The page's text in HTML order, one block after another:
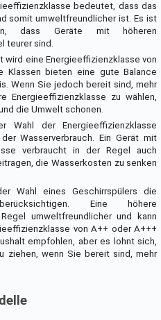
bedeutet, dass das
somit umweltfreundlicher ist. Es ist
dass Geräte mit höheren
teurer sind.
wird eine Energieeffizienzklasse von
Klassen bieten eine gute Balance
Wenn Sie jedoch bereit sind, mehr
Energieeffizienzklasse zu wählen,
die Umwelt schonen.
der Energieeffizienzklasse
Wasserverbrauch. Ein Gerät mit
verbraucht in der Regel auch
die Wasserkosten zu senken
Wahl eines Geschirrspülers die
Eine höhere
umweltfreundlicher und kann
von A++ oder A+++
empfohlen, aber es lohnt sich,
ziehen, wenn Sie bereit sind, mehr